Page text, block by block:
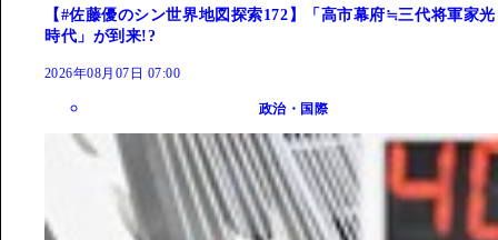
【#佐藤優のシン世界地図探索172】「高市幕府≒三代将軍家光
時代」が到来!?
2026年08月07日 07:00
政治・国際